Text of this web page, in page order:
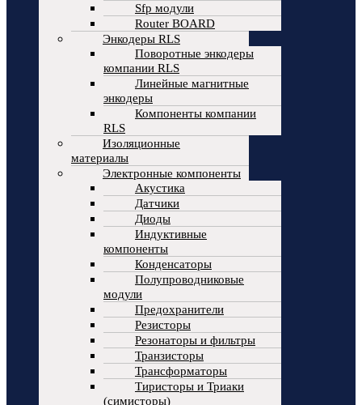
Sfp модули
Router BOARD
Энкодеры RLS
Поворотные энкодеры
компании RLS
Линейные магнитные
энкодеры
Компоненты компании
RLS
Изоляционные
материалы
Электронные компоненты
Акустика
Датчики
Диоды
Индуктивные
компоненты
Конденсаторы
Полупроводниковые
модули
Предохранители
Резисторы
Резонаторы и фильтры
Транзисторы
Трансформаторы
Тиристоры и Триаки
(симисторы)